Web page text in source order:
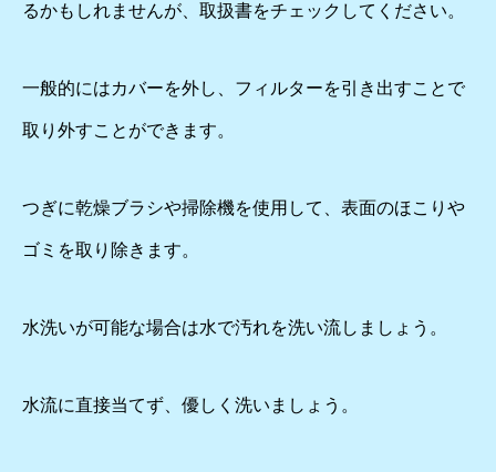
るかもしれませんが、取扱書をチェックしてください。
一般的にはカバーを外し、フィルターを引き出すことで
取り外すことができます。
つぎに乾燥ブラシや掃除機を使用して、表面のほこりや
ゴミを取り除きます。
水洗いが可能な場合は水で汚れを洗い流しましょう。
水流に直接当てず、優しく洗いましょう。